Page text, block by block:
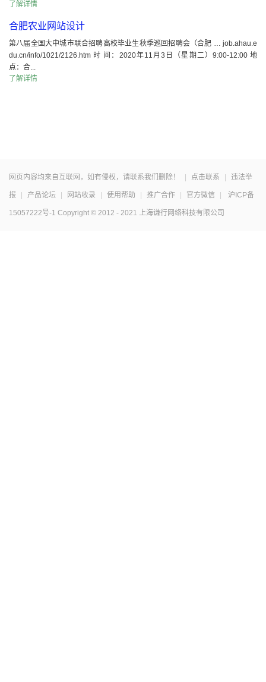
了解详情
合肥农业网站设计
第八届全国大中城市联合招聘高校毕业生秋季巡回招聘会（合肥 … job.ahau.e
du.cn/info/1021/2126.htm 时 间：2020年11月3日（星期二）9:00-12:00 地
点：合...
了解详情
网页内容均来自互联网，如有侵权，请联系我们删除！ 点击联系 违法举
报 产品论坛 网站收录 使用帮助 推广合作 官方微信 沪ICP备
15057222号-1 Copyright © 2012 - 2021 上海谦行网络科技有限公司